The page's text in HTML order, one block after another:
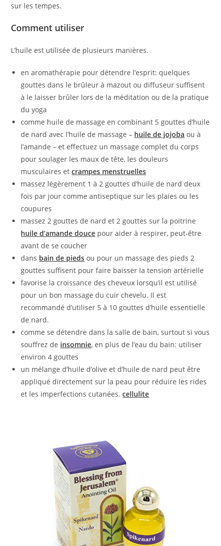
sur les tempes.
Comment utiliser
L’huile est utilisée de plusieurs manières.
en aromathérapie pour détendre l’esprit: quelques
gouttes dans le brûleur à mazout ou diffuseur suffisent
à le laisser brûler lors de la méditation ou de la pratique
du yoga
comme huile de massage en combinant 5 gouttes d’huile
de nard avec l’huile de massage – huile de jojoba ou à
l’amande – et effectuez un massage complet du corps
pour soulager les maux de tête, les douleurs
musculaires etcrampes menstruelles
massez légèrement 1 à 2 gouttes d’huile de nard deux
fois par jour comme antiseptique sur les plaies ou les
coupures
massez 2 gouttes de nard et 2 gouttes sur la poitrine
huile d’amande douce pour aider à respirer, peut-être
avant de se coucher
dans bain de pieds ou pour un massage des pieds 2
gouttes suffisent pour faire baisser la tension artérielle
favorise la croissance des cheveux lorsqu’il est utilisé
pour un bon massage du cuir chevelu. Il est
recommandé d’utiliser 5 à 10 gouttes d’huile essentielle
de nard.
comme se détendre dans la salle de bain, surtout si vous
souffrez de insomnie, en plus de l’eau du bain: utiliser
environ 4 gouttes
un mélange d’huile d’olive et d’huile de nard peut être
appliqué directement sur la peau pour réduire les rides
et les imperfections cutanées.cellulite